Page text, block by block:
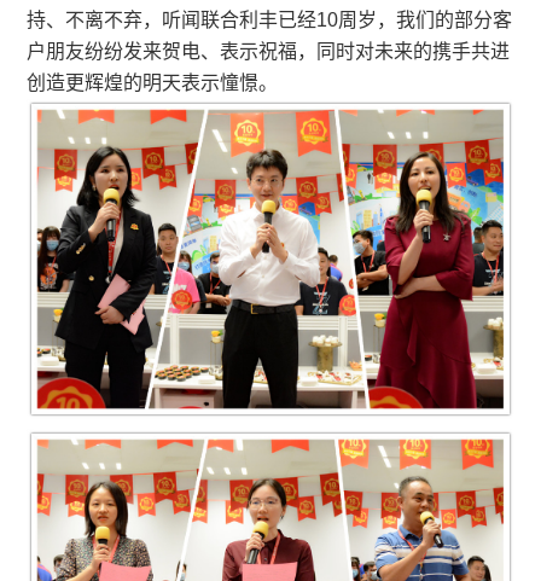
持、不离不弃，听闻联合利丰已经10周岁，我们的部分客
户朋友纷纷发来贺电、表示祝福，同时对未来的携手共进
创造更辉煌的明天表示憧憬。